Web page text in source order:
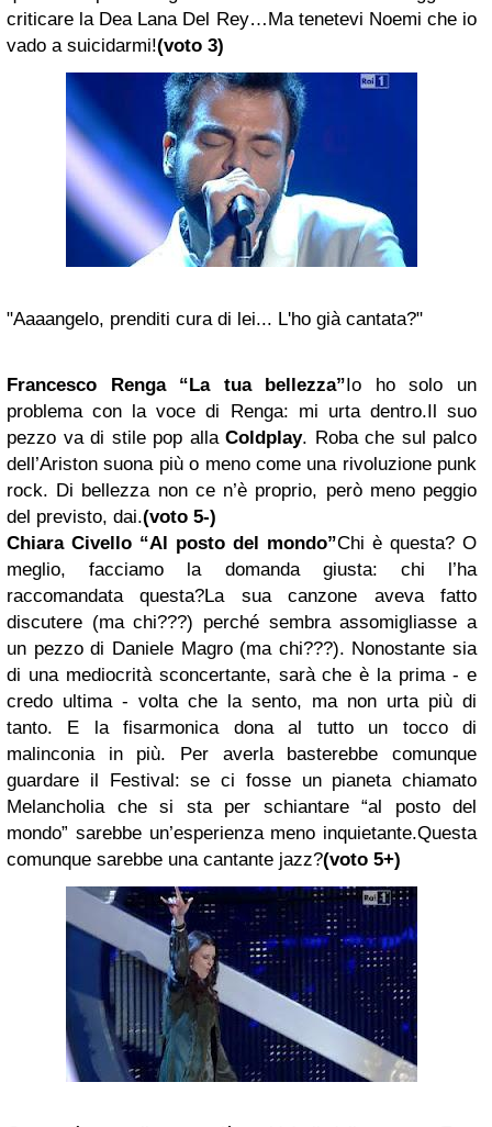
criticare la Dea Lana Del Rey…Ma tenetevi Noemi che io
vado a suicidarmi!(voto 3)
"Aaaangelo, prenditi cura di lei... L'ho già cantata?"
Francesco Renga “La tua bellezza”Io ho solo un
problema con la voce di Renga: mi urta dentro.Il suo
pezzo va di stile pop alla Coldplay. Roba che sul palco
dell’Ariston suona più o meno come una rivoluzione punk
rock. Di bellezza non ce n’è proprio, però meno peggio
del previsto, dai.(voto 5-)
Chiara Civello “Al posto del mondo”Chi è questa? O
meglio, facciamo la domanda giusta: chi l’ha
raccomandata questa?La sua canzone aveva fatto
discutere (ma chi???) perché sembra assomigliasse a
un pezzo di Daniele Magro (ma chi???). Nonostante sia
di una mediocrità sconcertante, sarà che è la prima - e
credo ultima - volta che la sento, ma non urta più di
tanto. E la fisarmonica dona al tutto un tocco di
malinconia in più. Per averla basterebbe comunque
guardare il Festival: se ci fosse un pianeta chiamato
Melancholia che si sta per schiantare “al posto del
mondo” sarebbe un’esperienza meno inquietante.Questa
comunque sarebbe una cantante jazz?(voto 5+)